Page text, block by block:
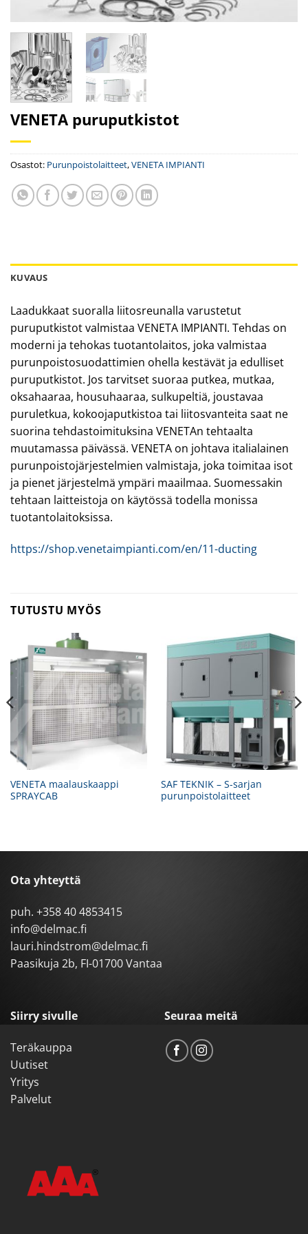
VENETA puruputkistot
Osastot: Purunpoistolaitteet,VENETA IMPIANTI
KUVAUS
Laadukkaat suoralla liitosreunalla varustetut
puruputkistot valmistaa VENETA IMPIANTI. Tehdas on
moderni ja tehokas tuotantolaitos, joka valmistaa
purunpoistosuodattimien ohella kestävät ja edulliset
puruputkistot. Jos tarvitset suoraa putkea, mutkaa,
oksahaaraa, housuhaaraa, sulkupeltiä, joustavaa
puruletkua, kokoojaputkistoa tai liitosvanteita saat ne
suorina tehdastoimituksina VENETAn tehtaalta
muutamassa päivässä. VENETA on johtava italialainen
purunpoistojärjestelmien valmistaja, joka toimitaa isot
ja pienet järjestelmä ympäri maailmaa. Suomessakin
tehtaan laitteistoja on käytössä todella monissa
tuotantolaitoksissa.
https://shop.venetaimpianti.com/en/11-ducting
TUTUSTU MYÖS
VENETA maalauskaappi
SPRAYCAB
SAF TEKNIK – S-sarjan
purunpoistolaitteet
Ota yhteyttä
puh. +358 40 4853415
info@delmac.fi
lauri.hindstrom@delmac.fi
Paasikuja 2b, FI-01700 Vantaa
Siirry sivulle
Teräkauppa
Uutiset
Yritys
Palvelut
Seuraa meitä